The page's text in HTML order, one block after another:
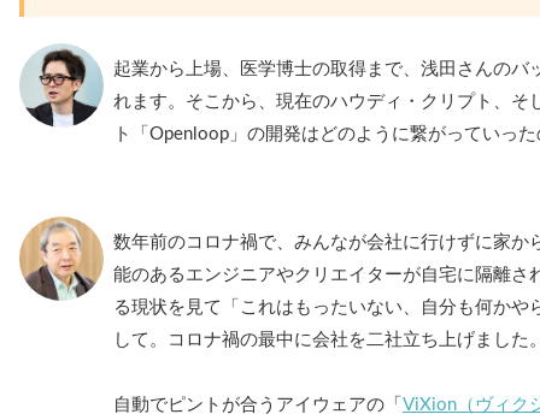
起業から上場、医学博士の取得まで、浅田さんのバ
れます。そこから、現在のハウディ・クリプト、そ
ト「Openloop」の開発はどのように繋がっていっ
数年前のコロナ禍で、みんなが会社に行けずに家か
能のあるエンジニアやクリエイターが自宅に隔離さ
る現状を見て「これはもったいない、自分も何かや
して。コロナ禍の最中に会社を二社立ち上げました
自動でピントが合うアイウェアの「 ViXion（ヴィク